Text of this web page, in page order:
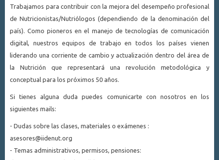
Trabajamos para contribuir con la mejora del desempeño profesional
de Nutricionistas/Nutriólogos (dependiendo de la denominación del
país). Como pioneros en el manejo de tecnologías de comunicación
digital, nuestros equipos de trabajo en todos los países vienen
liderando una corriente de cambio y actualización dentro del área de
la Nutrición que representará una revolución metodológica y
conceptual para los próximos 50 años.
Si tienes alguna duda puedes comunicarte con nosotros en los
siguientes mails:
- Dudas sobre las clases, materiales o exámenes :
asesores@iidenut.org
- Temas administrativos, permisos, pensiones: